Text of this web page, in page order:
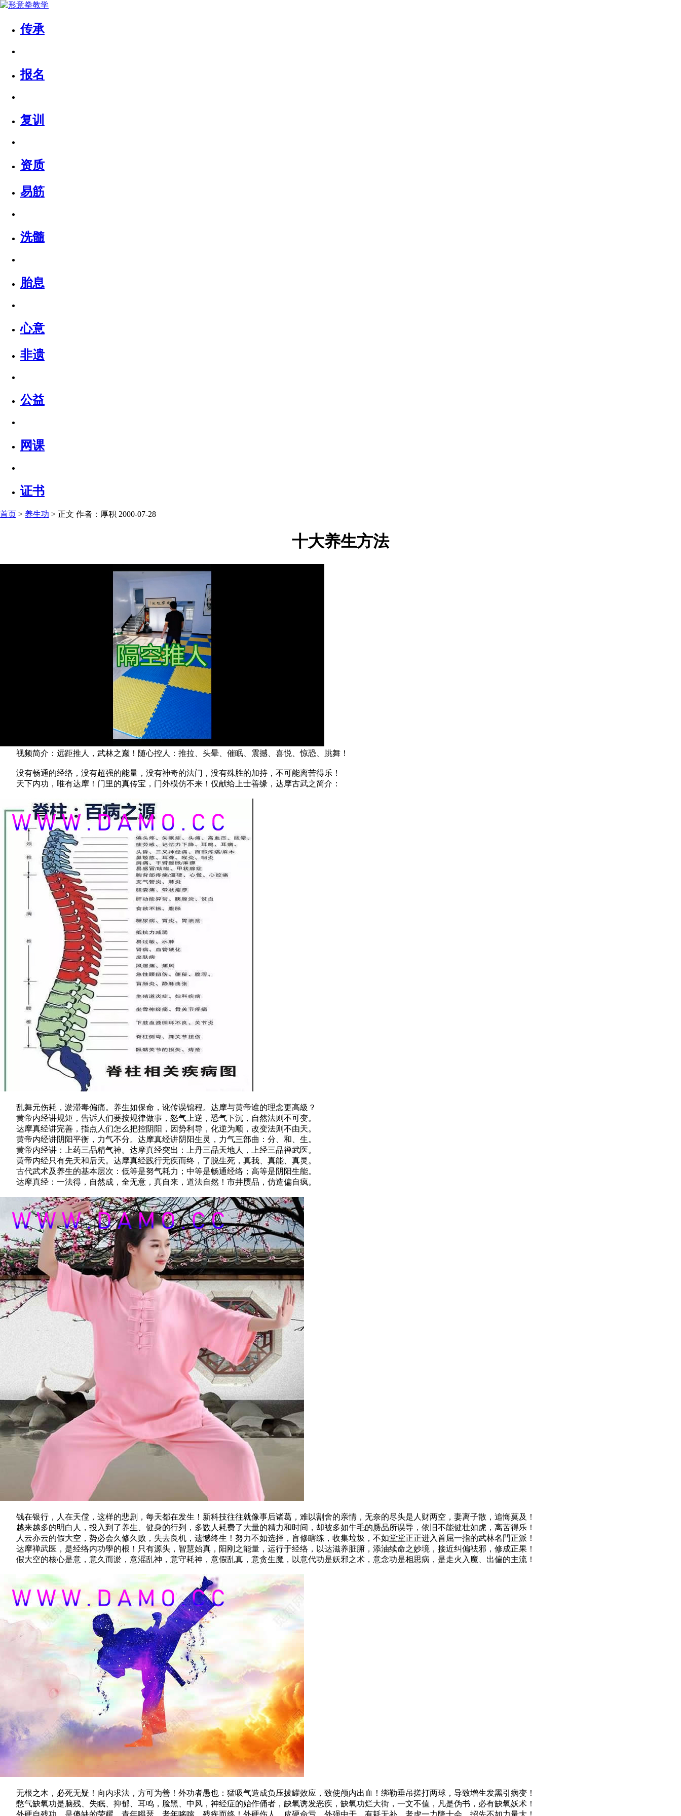
传承
报名
复训
资质
易筋
洗髓
胎息
心意
非遗
公益
网课
证书
首页 > 养生功 > 正文 作者：厚积 2000-07-28
十大养生方法
视频简介：远距推人，武林之巅！随心控人：推拉、头晕、催眠、震撼、喜悦、惊恐、跳舞！
没有畅通的经络，没有超强的能量，没有神奇的法门，没有殊胜的加持，不可能离苦得乐！
天下内功，唯有达摩！门里的真传宝，门外模仿不来！仅献给上士善缘，达摩古武之简介：
乱舞元伤耗，淤滞毒偏痛。养生如保命，讹传误锦程。达摩与黄帝谁的理念更高級？
黄帝内经讲规矩，告诉人们要按规律做事，怒气上逆，恐气下沉，自然法则不可变。
达摩真经讲完善，指点人们怎么把控阴阳，因势利导，化逆为顺，改变法则不由天。
黄帝内经讲阴阳平衡，力气不分。达摩真经讲阴阳生灵，力气三部曲：分、和、生。
黄帝内经讲：上药三品精气神。达摩真经突出：上丹三品天地人，上经三品禅武医。
黄帝内经只有先天和后天。达摩真经践行无疾而终，了脱生死，真我、真能、真灵。
古代武术及养生的基本层次：低等是努气耗力；中等是畅通经络；高等是阴阳生能。
达摩真经：一法得，自然成，全无意，真自来，道法自然！市井赝品，仿造偏自疯。
钱在银行，人在天㑽，这样的悲剧，每天都在发生！新科技往往就像事后诸葛，难以割舍的亲情，无奈的尽头是人财两空，妻离子散，追悔莫及！
越来越多的明白人，投入到了养生、健身的行列，多数人耗费了大量的精力和时间，却被多如牛毛的赝品所误导，依旧不能健壮如虎，离苦得乐！
人云亦云的假大空，势必会久修久败，失去良机，遗憾终生！努力不如选择，盲修瞎练，收集垃圾，不如堂堂正正进入首屈一指的武林名門正派！
达摩禅武医，是经络内功學的根！只有源头，智慧始真，阳刚之能量，运行于经络，以达滋养脏腑，添油续命之妙境，接近纠偏祛邪，修成正果！
假大空的核心是意，意久而淤，意滛乱神，意守耗神，意假乱真，意贪生魔，以意代功是妖邪之术，意念功是相思病，是走火入魔、出偏的主流！
无根之木，必死无疑！向内求法，方可为善！外功者愚也：猛吸气造成负压拔罐效应，致使颅内出血！绑勒垂吊搓打两球，导致增生发黑引病变！
憋气缺氧功是脑残、失眠、抑郁、耳鸣，脸黑、中风，神经症的始作俑者，缺氧诱发恶疾，缺氧功烂大街，一文不值，凡是伪书，必有缺氧妖术！
外硬自残功，是傻缺的荣耀，青年嘚瑟，老年哆嗦，残疾而终！外硬伤人，皮硬命亏，外强中干，有耗无补。老虎一力降十会，招先不如力量大！